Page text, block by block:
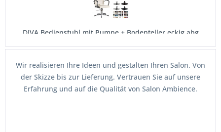
Wir realisieren Ihre Ideen und gestalten Ihren Salon. Von
der Skizze bis zur Lieferung. Vertrauen Sie auf unsere
Erfahrung und auf die Qualität von Salon Ambience.
DIVA Bedienstuhl mit Pumpe + Bodenteller eckig abg
€ 946,80 *